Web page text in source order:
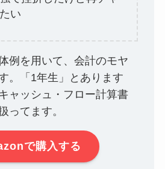
い
例を用いて、会計のモヤ
。「1年生」とあります
ャッシュ・フロー計算書
ってます。
で購入する